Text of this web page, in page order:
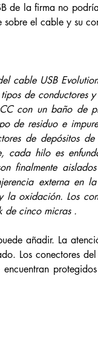
de la firma no
el cable y su
cable USB
de conductores
con un baño de
de residuo e
de depósitos
cada hilo es
finalmente
externa en
la oxidación. Los
de cinco micras .
añadir. La
Los conectores